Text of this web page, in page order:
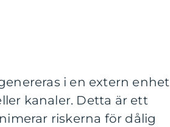
i en extern enhet
kanaler. Detta är ett
riskerna för dålig